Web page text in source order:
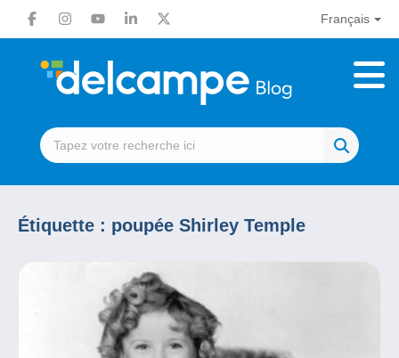
Français
Étiquette : poupée Shirley Temple